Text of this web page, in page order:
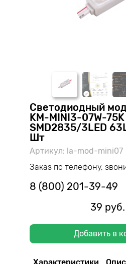
Светодиодный
KM-MINI3-07W-75K
SMD2835/3LED
Шт
Артикул: la-mod-mini07
39 руб.
Добавить в
Заказ по телефону,
8 (800) 201-39-49